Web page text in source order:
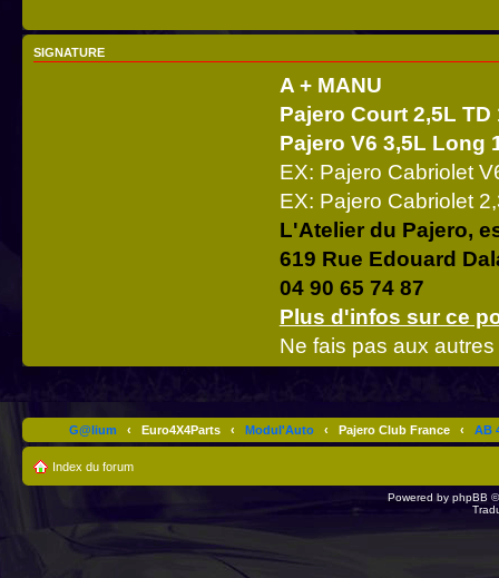
SIGNATURE
A + MANU
Pajero Court 2,5L TD
Pajero V6 3,5L Long
EX: Pajero Cabriolet
EX: Pajero Cabriolet
L'Atelier du Pajero,
619 Rue Edouard
04 90 65 74 87
Plus d'infos sur ce
Ne fais pas aux
G@lium ‹ Euro4X4Parts ‹ Modul'Auto ‹ Pajero Club France ‹ AB
Index du forum
Powered by phpBB